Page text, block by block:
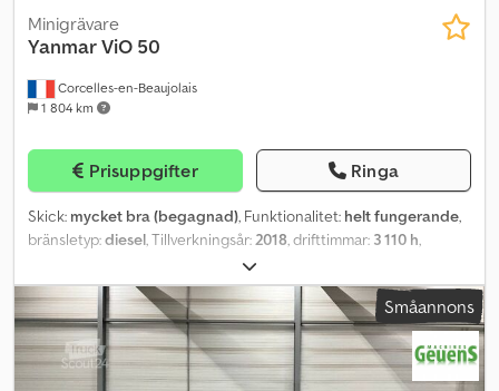
Corcelles-en-Beaujolais
1 804 km
Minigrävare
YanmarViO 50
Prisuppgifter Ringa
Skick: mycket bra (begagnad), Funktionalitet: helt fungerande,
bränsletyp:diesel, Tillverkningsår:2018, drifttimmar: 3 110 h,
MINIGRÄVMASKIN YANMAR VIO 50, MEKANISK SNABBKOPPLING, 3
SKOPOR, 2018, 3110 TIM Cedpozd Ekyofx Ai Ajrf
Småannons